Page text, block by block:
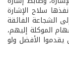
سلاح الإشارة
الشجاعة الفائقة
الموكلة إليهم،
الأفضل ولو